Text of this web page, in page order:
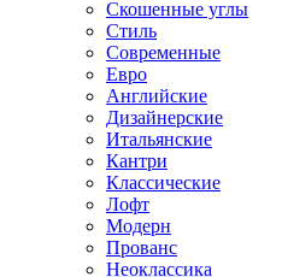
Скошенные углы
Стиль
Современные
Евро
Английские
Дизайнерские
Итальянские
Кантри
Классические
Лофт
Модерн
Прованс
Неоклассика